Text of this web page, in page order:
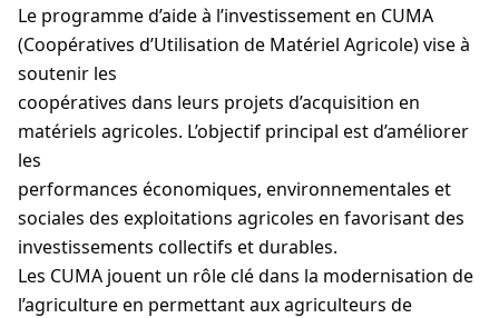
Le programme d’aide à l’investissement en CUMA
(Coopératives d’Utilisation de Matériel Agricole) vise à
soutenir les
coopératives dans leurs projets d’acquisition en
matériels agricoles. L’objectif principal est d’améliorer
les
performances économiques, environnementales et
sociales des exploitations agricoles en favorisant des
investissements collectifs et durables.
Les CUMA jouent un rôle clé dans la modernisation de
l’agriculture en permettant aux agriculteurs de